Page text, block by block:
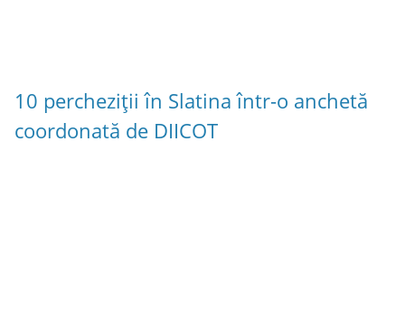
10 percheziții în Slatina într-o anchetă
coordonată de DIICOT